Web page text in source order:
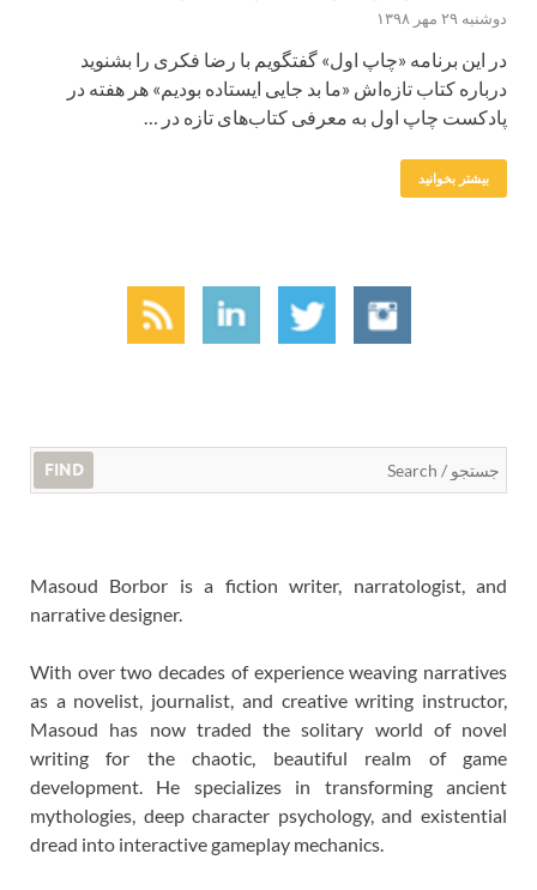
دوشنبه ۲۹ مهر ۱۳۹۸
در این برنامه «چاپ اول» گفتگویم با رضا فکری را بشنوید
درباره کتاب تازه‌اش «ما بد جایی ایستاده بودیم» هر هفته در
پادکست چاپ اول به معرفی کتاب‌های تازه در …
بیشتر بخوانید
FIND
Masoud Borbor is a fiction writer, narratologist, and
narrative designer.
With over two decades of experience weaving narratives
as a novelist, journalist, and creative writing instructor,
Masoud has now traded the solitary world of novel
writing for the chaotic, beautiful realm of game
development. He specializes in transforming ancient
mythologies, deep character psychology, and existential
dread into interactive gameplay mechanics.